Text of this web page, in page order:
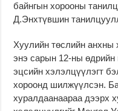
байнгын хорооны
Д.Энхтүвшин
Хуулийн төслийн
энэ сарын 12-ны өдрийн
эцсийн хэлэлцүүлэгт
хороонд шилжүүлсэн.
хуралдаанаараа дээрх